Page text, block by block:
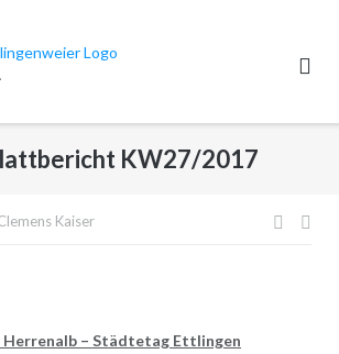
KW27/2017
Kaiser
– Städtetag Ettlingen